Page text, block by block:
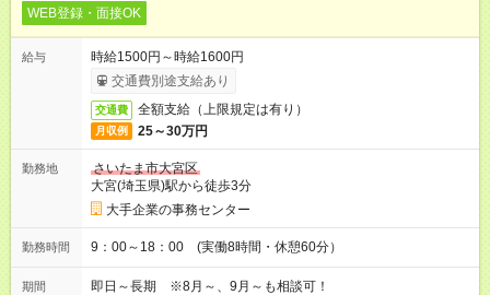
WEB登録・面接OK
給与
時給1500円～時給1600円
交通費別途支給あり
交通費 全額支給（上限規定は有り）
月収例 25～30万円
勤務地
さいたま市大宮区
大宮(埼玉県)駅から徒歩3分
大手企業の事務センター
勤務時間 9：00～18：00 (実働8時間・休憩60分）
期間 即日～長期 ※8月～、9月～も相談可！